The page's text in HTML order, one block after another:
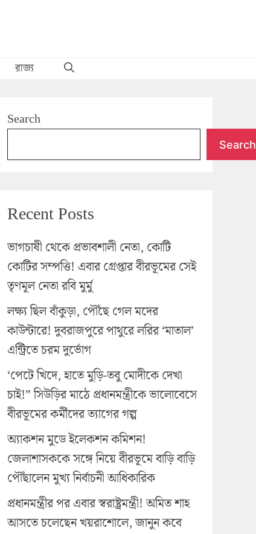
রাজ্য
Search
Search
Recent Posts
ভাগচাষী থেকে প্রভাবশালী নেতা, কোটি
কোটির সম্পত্তি! এবার গ্রেপ্তার বীরভূমের সেই
তৃণমূল নেতা রবি মুর্মু
লক্ষ্য ছিল বাঁকুড়া, পৌঁছে গেল মদের
কাউন্টারে! দুবরাজপুরে পাথুরে লরির ‘মাতাল’
এন্ট্রিতে চরম দুর্ভোগ
‘পেটে খিদে, হাতে মুড়ি-তবু মোদীকে দেখা
চাই!” সিউড়ির মাঠে প্রধানমন্ত্রীকে ভালোবেসে
বীরভূমের কর্মীদের ত্যাগের গল্প
অ্যাকশন মুডে ইলেকশন কমিশন!
জেলাশাসককে সঙ্গে নিয়ে বীরভূমে বাড়ি বাড়ি
পৌঁছালেন মুখ্য নির্বাচনী আধিকারিক
প্রধানমন্ত্রীর পর এবার স্বরাষ্ট্রমন্ত্রী! অমিত শাহ
আসতে চলেছেন খয়রাশোলে, জানুন কবে